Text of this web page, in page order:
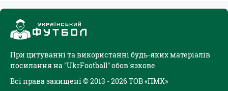
При цитуванні та використанні будь-яких матеріалів
посилання на "UkrFootball" обов'язкове
Всі права захищені © 2013 - 2026 ТОВ «ПМХ»